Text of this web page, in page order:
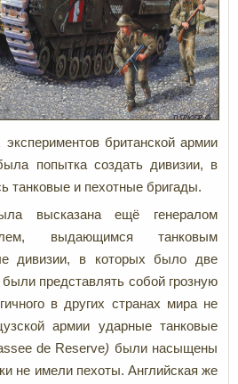
британской армии
попытка создать дивизии, в
танковые и пехотные бригады.
высказана ещё генералом
выдающимся танковым
дивизии, в которых было две
представлять собой грозную
в других странах мира не
армии ударные танковые
de Reserve) были насыщены
не имели пехоты. Английская же